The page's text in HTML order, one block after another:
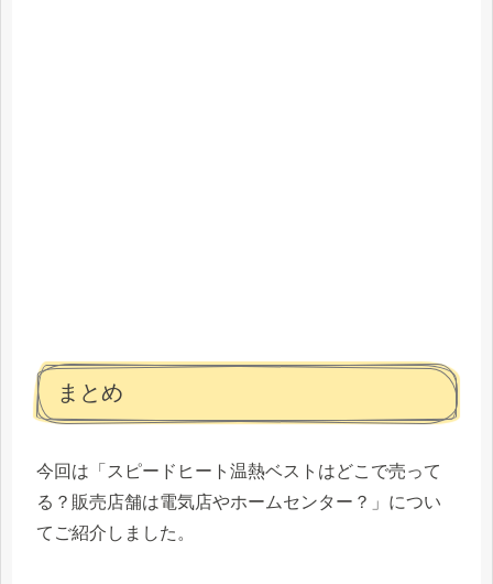
まとめ
今回は「スピードヒート温熱ベストはどこで売って
る？販売店舗は電気店やホームセンター？」につい
てご紹介しました。